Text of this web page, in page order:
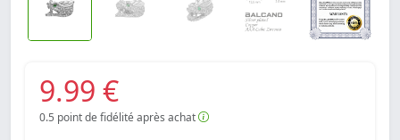
9.99 €
0.5 point de fidélité après achat